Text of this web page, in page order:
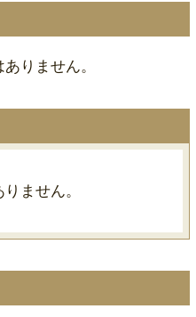
りません。
ません。